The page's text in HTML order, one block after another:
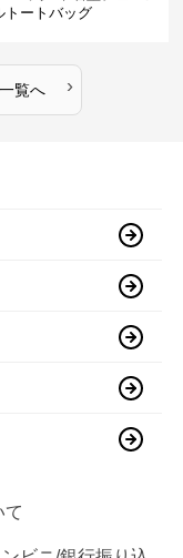
トートバッグ
一覧へ ›
て